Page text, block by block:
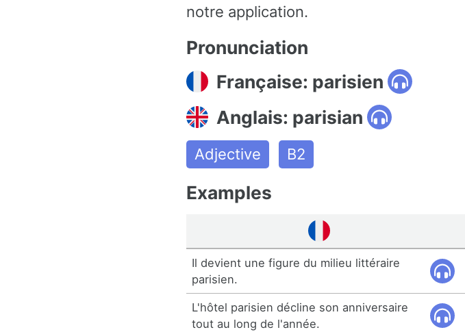
notre application.
Pronunciation
Française: parisien
Anglais: parisian
Adjective B2
Examples
Il devient une figure du milieu littéraire
parisien.
L'hôtel parisien décline son anniversaire
tout au long de l'année.